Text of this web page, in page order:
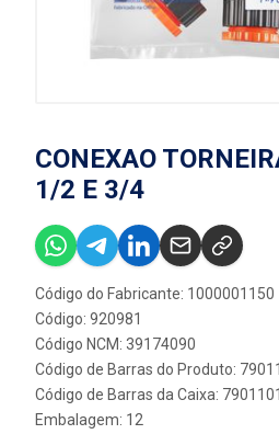
CONEXAO
1/2 E 3/4
Código do Fabricante: 1000001150
Código: 920981
Código NCM: 39174090
Código de Barras do Produto:
Código de Barras da Caixa:
Embalagem: 12